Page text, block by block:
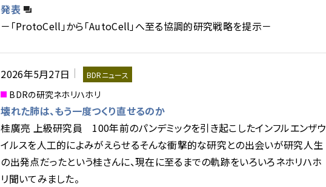
発表
－「ProtoCell」から「AutoCell」へ至る協調的研究戦略を提示－
2026年5月27日 BDRニュース
BDRの研究ネホリハホリ
壊れた肺は、もう一度つくり直せるのか
桂廣亮 上級研究員 100年前のパンデミックを引き起こしたインフルエンザウ
イルスを人工的によみがえらせる――そんな衝撃的な研究との出会いが研究人生
の出発点だったという桂さんに、現在に至るまでの軌跡をいろいろネホリハホ
リ聞いてみました。